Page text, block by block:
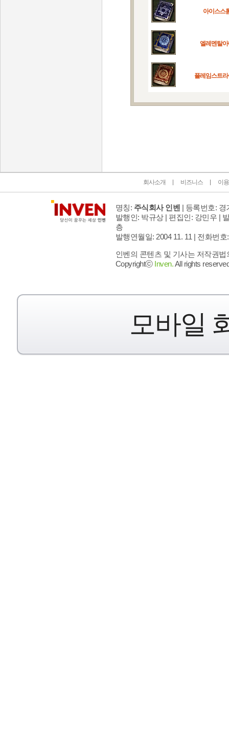
아이스스
엘레멘탈
플레임스트
회사소개 비즈니스 이
명칭: 주식회사 인벤 | 등록번호: 경
발행인: 박규상 | 편집인: 강민우 |
층
발행연월일: 2004 11. 11 | 전화번호
인벤의 콘텐츠 및 기사는 저작권
Copyrightⓒ Inven.All rights
모바일